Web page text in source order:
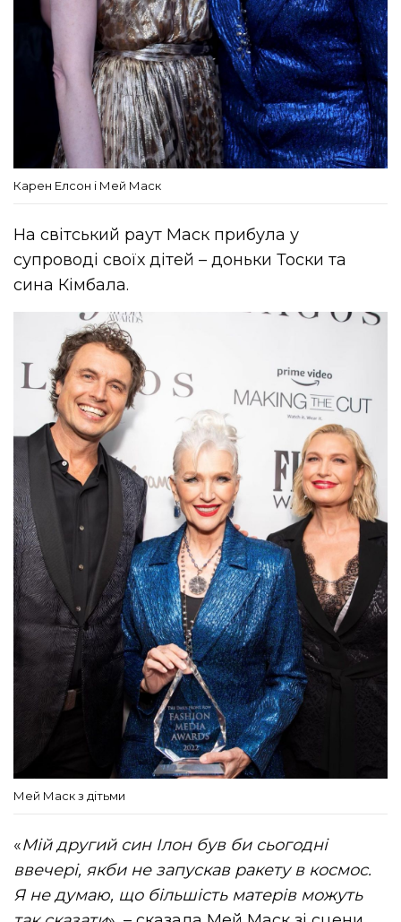
Карен Елсон і Мей Маск
На світський раут Маск прибула у
супроводі своїх дітей – доньки Тоски та
сина Кімбала.
Мей Маск з дітьми
«Мій другий син Ілон був би сьогодні
ввечері, якби не запускав ракету в космос.
Я не думаю, що більшість матерів можуть